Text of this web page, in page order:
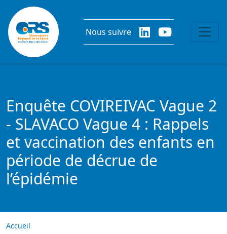
Aller au contenu principal
Nous suivre
Enquête COVIREIVAC Vague 2
- SLAVACO Vague 4 : Rappels
et vaccination des enfants en
période de décrue de
l’épidémie
Accueil